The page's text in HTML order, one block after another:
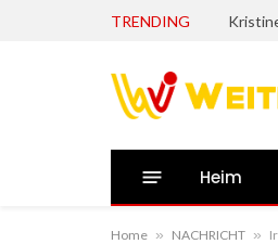
TRENDING
Heim
Home » NACHRICHT »